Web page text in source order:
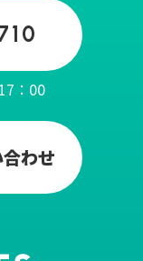
：00
わせ